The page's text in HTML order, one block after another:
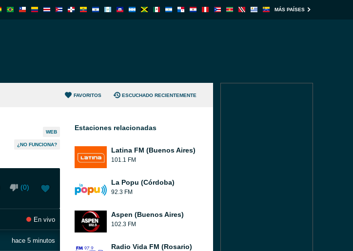
MÁS PAÍSES
FAVORITOS ESCUCHADO RECIENTEMENTE
WEB
¿NO FUNCIONA?
(0)
En vivo
hace 5 minutos
Estaciones relacionadas
Latina FM (Buenos Aires)
101.1 FM
La Popu (Córdoba)
92.3 FM
Aspen (Buenos Aires)
102.3 FM
Radio Vida FM (Rosario)